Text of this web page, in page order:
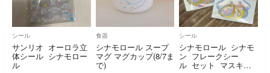
シール
サンリオ オーロラ立
体シール シナモロー
ル
食器
シナモロール スープ
マグ マグカップ(8/7ま
で)
シール
シナモロール シナモ
ン フレークシー
ル セット マスキン